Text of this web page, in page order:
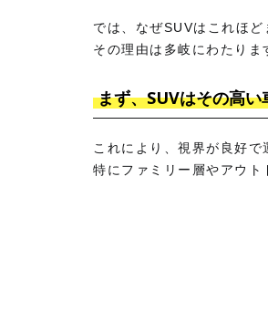
では、なぜSUVはこれほど
その理由は多岐にわたりま
まず、SUVはその高
これにより、視界が良好で
特にファミリー層やアウト